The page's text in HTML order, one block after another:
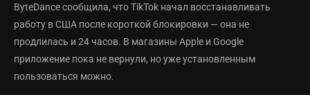
ByteDance сообщила, что TikTok начал восстанавливать
работу в США после короткой блокировки — она не
продлилась и 24 часов. В магазины Apple и Google
приложение пока не вернули, но уже установленным
пользоваться можно.